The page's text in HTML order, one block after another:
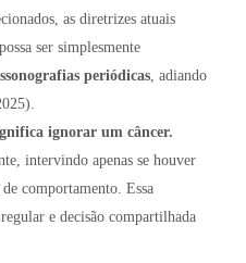
as diretrizes atuais
ser simplesmente
periódicas , adiando
ignorar um câncer.
intervindo apenas se houver
comportamento. Essa
e decisão compartilhada